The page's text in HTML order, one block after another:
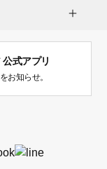
式アプリ
お知らせ。